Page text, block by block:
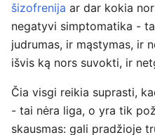
šizofrenija ar dar kokia
negatyvi simptomatika -
judrumas, ir mąstymas, ir
išvis ką nors suvokti, ir
Čia visgi reikia suprasti,
- tai nėra liga, o yra tik
skausmas: gali pradžioje